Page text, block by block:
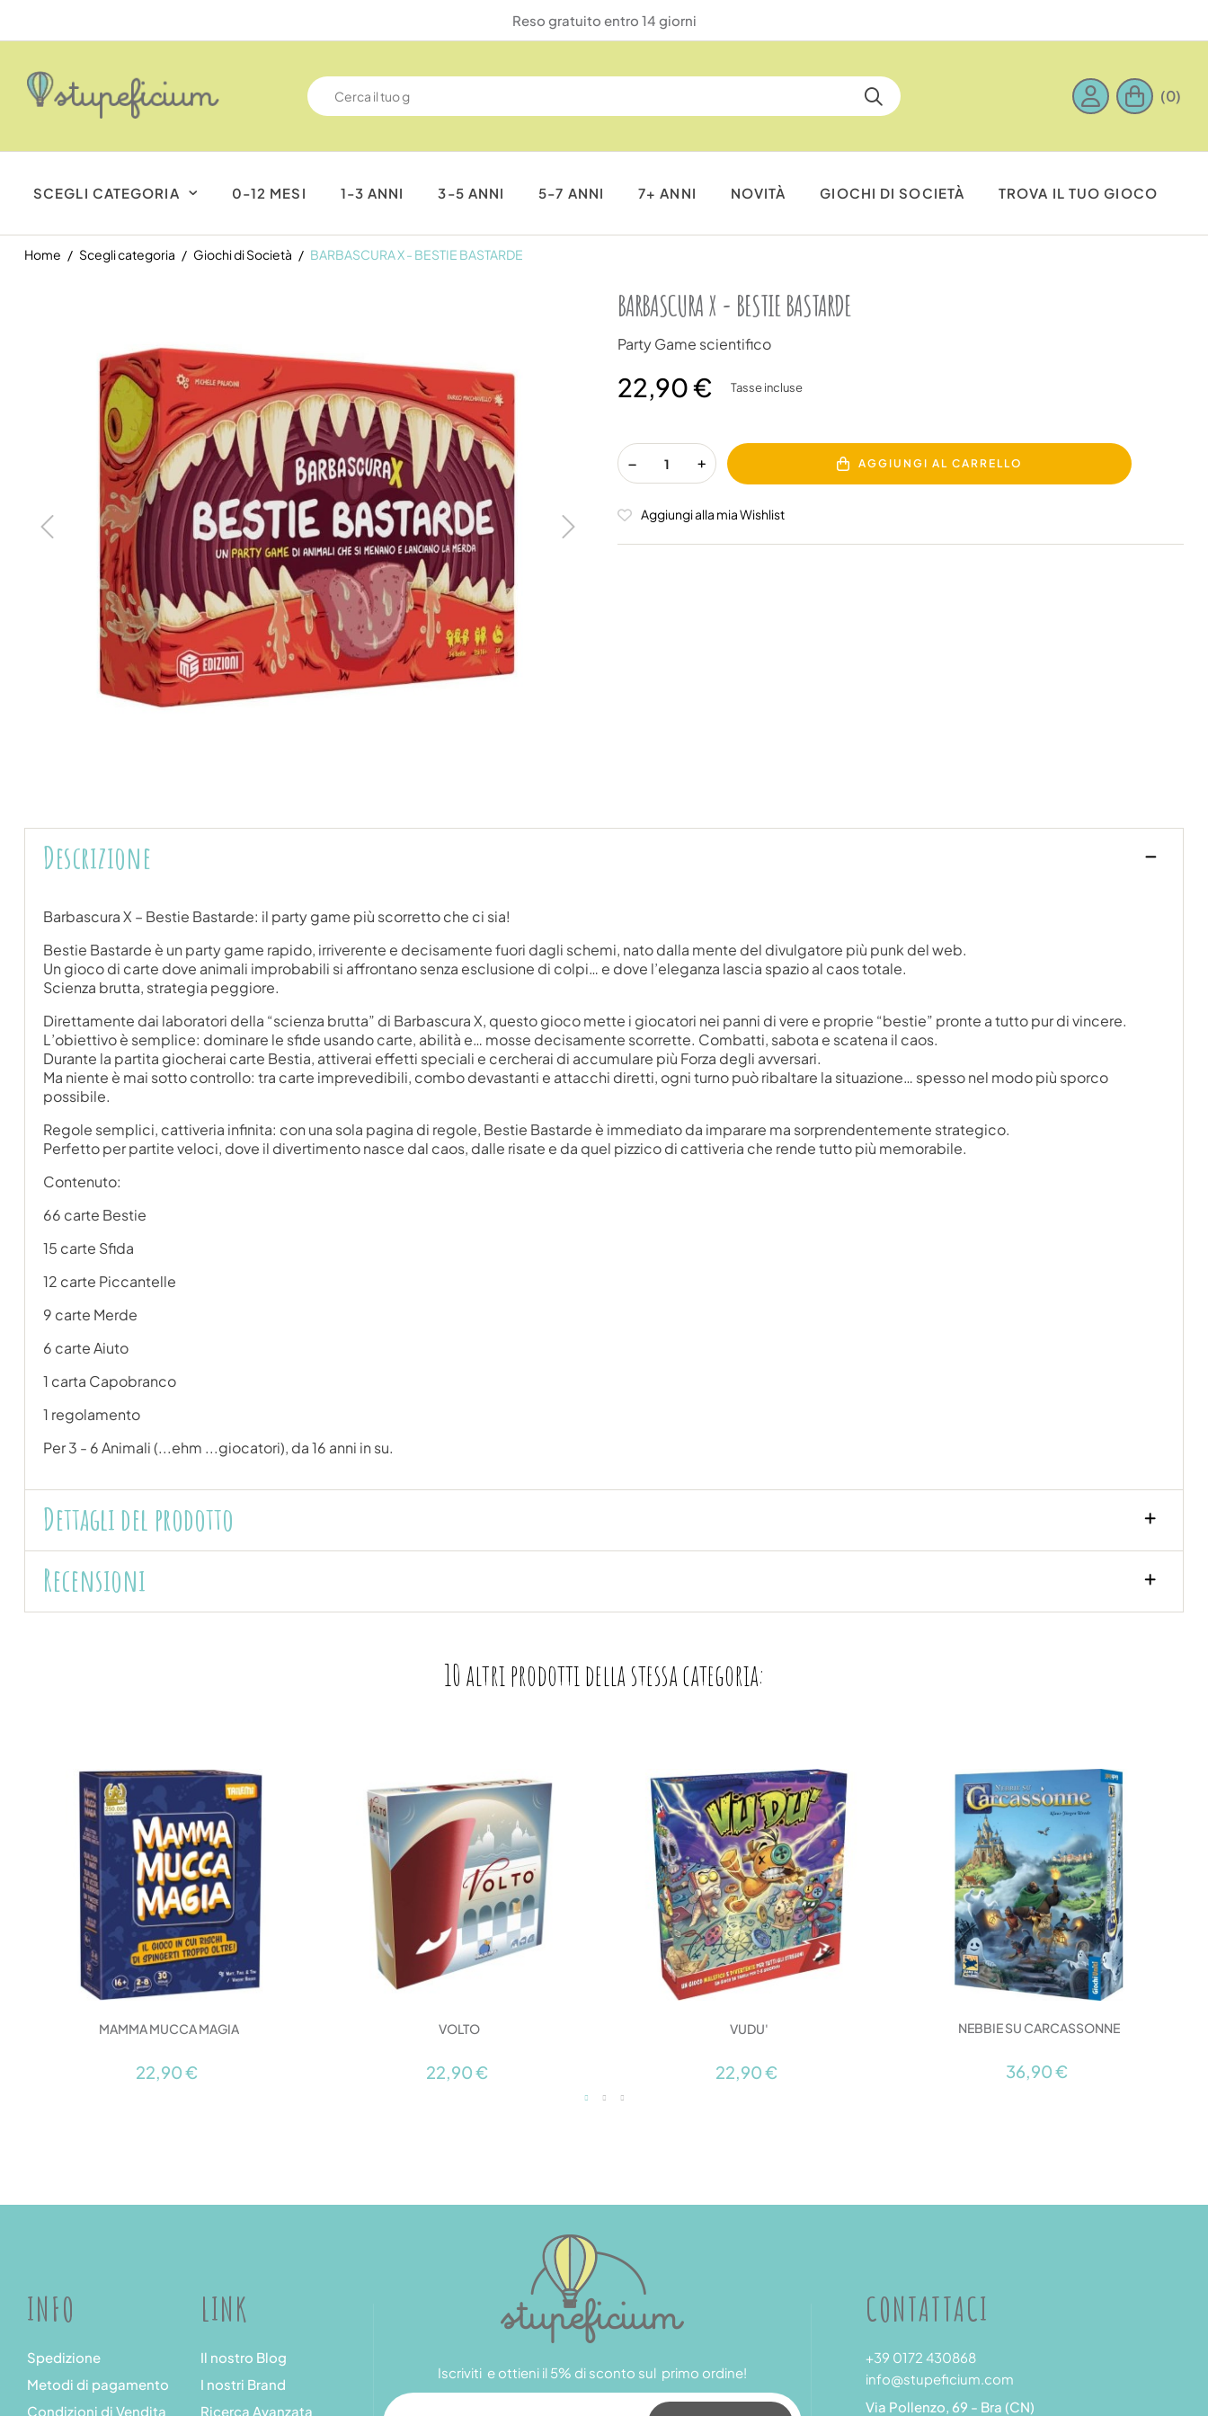
Reso gratuito entro 14 giorni
(0)
SCEGLI CATEGORIA 0-12 MESI 1-3 ANNI 3-5 ANNI 5-7 ANNI 7+ ANNI NOVITÀ GIOCHI DI SOCIETÀ TROVA IL TUO GIOCO
Home Scegli categoria Giochi di Società BARBASCURA X - BESTIE BASTARDE
BARBASCURA X - BESTIE BASTARDE
Party Game scientifico
22,90 € Tasse incluse
AGGIUNGI AL CARRELLO
Aggiungi alla mia Wishlist
Descrizione
Barbascura X – Bestie Bastarde: il party game più scorretto che ci sia!
Bestie Bastarde è un party game rapido, irriverente e decisamente fuori dagli schemi, nato dalla mente del divulgatore più punk del web.
Un gioco di carte dove animali improbabili si affrontano senza esclusione di colpi… e dove l’eleganza lascia spazio al caos totale.
Scienza brutta, strategia peggiore.
Direttamente dai laboratori della “scienza brutta” di Barbascura X, questo gioco mette i giocatori nei panni di vere e proprie “bestie” pronte a tutto pur di vincere.
L’obiettivo è semplice: dominare le sfide usando carte, abilità e… mosse decisamente scorrette. Combatti, sabota e scatena il caos.
Durante la partita giocherai carte Bestia, attiverai effetti speciali e cercherai di accumulare più Forza degli avversari.
Ma niente è mai sotto controllo: tra carte imprevedibili, combo devastanti e attacchi diretti, ogni turno può ribaltare la situazione… spesso nel modo più sporco
possibile.
Regole semplici, cattiveria infinita: con una sola pagina di regole, Bestie Bastarde è immediato da imparare ma sorprendentemente strategico.
Perfetto per partite veloci, dove il divertimento nasce dal caos, dalle risate e da quel pizzico di cattiveria che rende tutto più memorabile.
Contenuto:
66 carte Bestie
15 carte Sfida
12 carte Piccantelle
9 carte Merde
6 carte Aiuto
1 carta Capobranco
1 regolamento
Per 3 - 6 Animali (...ehm ...giocatori), da 16 anni in su.
Dettagli del prodotto
Recensioni
10 altri prodotti della stessa categoria:
MAMMA MUCCA MAGIA
22,90 €
VOLTO
22,90 €
VUDU'
22,90 €
NEBBIE SU CARCASSONNE
36,90 €
INFO
Spedizione
Metodi di pagamento
Condizioni di Vendita
LINK
Il nostro Blog
I nostri Brand
Ricerca Avanzata
Iscriviti e ottieni il 5% di sconto sul primo ordine!
CONTATTACI
+39 0172 430868
info@stupeficium.com
Via Pollenzo, 69 - Bra (CN)